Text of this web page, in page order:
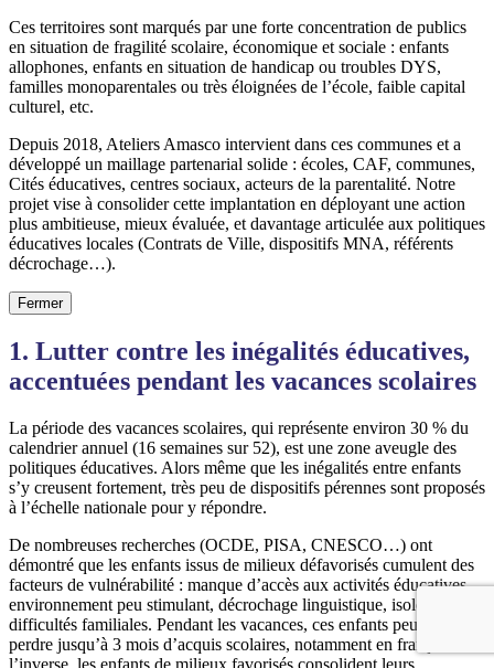
Ces territoires sont marqués par une forte concentration de publics
en situation de fragilité scolaire, économique et sociale : enfants
allophones, enfants en situation de handicap ou troubles DYS,
familles monoparentales ou très éloignées de l’école, faible capital
culturel, etc.
Depuis 2018, Ateliers Amasco intervient dans ces communes et a
développé un maillage partenarial solide : écoles, CAF, communes,
Cités éducatives, centres sociaux, acteurs de la parentalité. Notre
projet vise à consolider cette implantation en déployant une action
plus ambitieuse, mieux évaluée, et davantage articulée aux politiques
éducatives locales (Contrats de Ville, dispositifs MNA, référents
décrochage…).
Fermer
1. Lutter contre les inégalités éducatives,
accentuées pendant les vacances scolaires
La période des vacances scolaires, qui représente environ 30 % du
calendrier annuel (16 semaines sur 52), est une zone aveugle des
politiques éducatives. Alors même que les inégalités entre enfants
s’y creusent fortement, très peu de dispositifs pérennes sont proposés
à l’échelle nationale pour y répondre.
De nombreuses recherches (OCDE, PISA, CNESCO…) ont
démontré que les enfants issus de milieux défavorisés cumulent des
facteurs de vulnérabilité : manque d’accès aux activités éducatives,
environnement peu stimulant, décrochage linguistique, isolement,
difficultés familiales. Pendant les vacances, ces enfants peuvent
perdre jusqu’à 3 mois d’acquis scolaires, notamment en français. À
l’inverse, les enfants de milieux favorisés consolident leurs